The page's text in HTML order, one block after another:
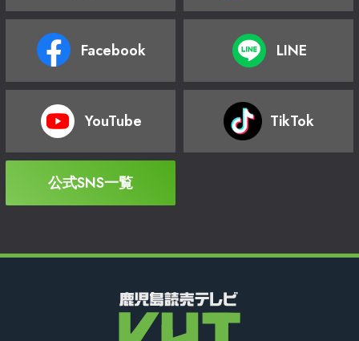
Facebook LINE
YouTube TikTok
公式SNS一覧